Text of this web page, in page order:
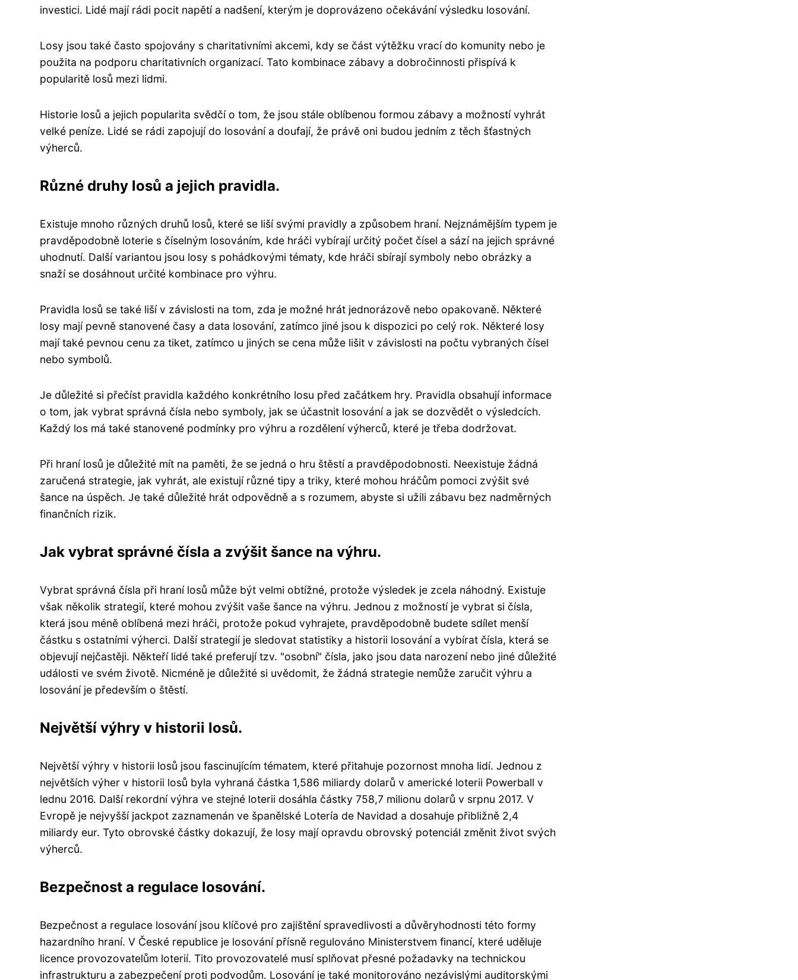
investici. Lidé mají rádi pocit napětí a nadšení, kterým je doprovázeno očekávání výsledku losování.
Losy jsou také často spojovány s charitativními akcemi, kdy se část výtěžku vrací do komunity nebo je
použita na podporu charitativních organizací. Tato kombinace zábavy a dobročinnosti přispívá k
popularitě losů mezi lidmi.
Historie losů a jejich popularita svědčí o tom, že jsou stále oblíbenou formou zábavy a možností vyhrát
velké peníze. Lidé se rádi zapojují do losování a doufají, že právě oni budou jedním z těch šťastných
výherců.
Různé druhy losů a jejich pravidla.
Existuje mnoho různých druhů losů, které se liší svými pravidly a způsobem hraní. Nejznámějším typem je
pravděpodobně loterie s číselným losováním, kde hráči vybírají určitý počet čísel a sází na jejich správné
uhodnutí. Další variantou jsou losy s pohádkovými tématy, kde hráči sbírají symboly nebo obrázky a
snaží se dosáhnout určité kombinace pro výhru.
Pravidla losů se také liší v závislosti na tom, zda je možné hrát jednorázově nebo opakovaně. Některé
losy mají pevně stanovené časy a data losování, zatímco jiné jsou k dispozici po celý rok. Některé losy
mají také pevnou cenu za tiket, zatímco u jiných se cena může lišit v závislosti na počtu vybraných čísel
nebo symbolů.
Je důležité si přečíst pravidla každého konkrétního losu před začátkem hry. Pravidla obsahují informace
o tom, jak vybrat správná čísla nebo symboly, jak se účastnit losování a jak se dozvědět o výsledcích.
Každý los má také stanovené podmínky pro výhru a rozdělení výherců, které je třeba dodržovat.
Při hraní losů je důležité mít na paměti, že se jedná o hru štěstí a pravděpodobnosti. Neexistuje žádná
zaručená strategie, jak vyhrát, ale existují různé tipy a triky, které mohou hráčům pomoci zvýšit své
šance na úspěch. Je také důležité hrát odpovědně a s rozumem, abyste si užili zábavu bez nadměrných
finančních rizik.
Jak vybrat správné čísla a zvýšit šance na výhru.
Vybrat správná čísla při hraní losů může být velmi obtížné, protože výsledek je zcela náhodný. Existuje
však několik strategií, které mohou zvýšit vaše šance na výhru. Jednou z možností je vybrat si čísla,
která jsou méně oblíbená mezi hráči, protože pokud vyhrajete, pravděpodobně budete sdílet menší
částku s ostatními výherci. Další strategií je sledovat statistiky a historii losování a vybírat čísla, která se
objevují nejčastěji. Někteří lidé také preferují tzv. "osobní" čísla, jako jsou data narození nebo jiné důležité
události ve svém životě. Nicméně je důležité si uvědomit, že žádná strategie nemůže zaručit výhru a
losování je především o štěstí.
Největší výhry v historii losů.
Největší výhry v historii losů jsou fascinujícím tématem, které přitahuje pozornost mnoha lidí. Jednou z
největších výher v historii losů byla vyhraná částka 1,586 miliardy dolarů v americké loterii Powerball v
lednu 2016. Další rekordní výhra ve stejné loterii dosáhla částky 758,7 milionu dolarů v srpnu 2017. V
Evropě je nejvyšší jackpot zaznamenán ve španělské Lotería de Navidad a dosahuje přibližně 2,4
miliardy eur. Tyto obrovské částky dokazují, že losy mají opravdu obrovský potenciál změnit život svých
výherců.
Bezpečnost a regulace losování.
Bezpečnost a regulace losování jsou klíčové pro zajištění spravedlivosti a důvěryhodnosti této formy
hazardního hraní. V České republice je losování přísně regulováno Ministerstvem financí, které uděluje
licence provozovatelům loterií. Tito provozovatelé musí splňovat přesné požadavky na technickou
infrastrukturu a zabezpečení proti podvodům. Losování je také monitorováno nezávislými auditorskými